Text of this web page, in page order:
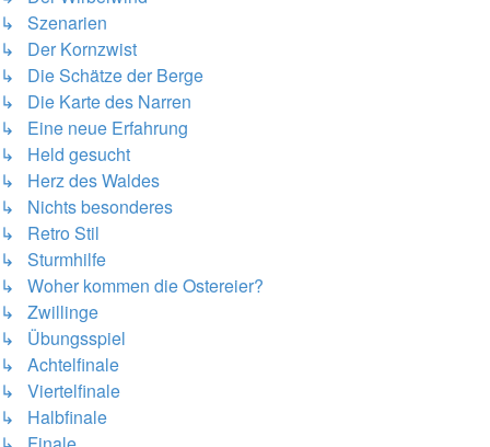
↳ Szenarien
↳ Der Kornzwist
↳ Die Schätze der Berge
↳ Die Karte des Narren
↳ Eine neue Erfahrung
↳ Held gesucht
↳ Herz des Waldes
↳ Nichts besonderes
↳ Retro Stil
↳ Sturmhilfe
↳ Woher kommen die Ostereier?
↳ Zwillinge
↳ Übungsspiel
↳ Achtelfinale
↳ Viertelfinale
↳ Halbfinale